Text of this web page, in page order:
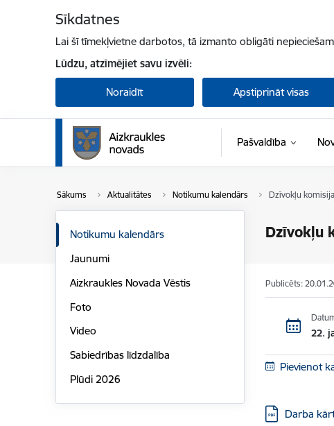
Sīkdatnes
Lai šī tīmekļvietne darbotos, tā izmanto obligāti
Lūdzu, atzīmējiet savu izvēli:
Noraidīt Apstiprināt visas
Pašvaldība
Sākums Aktualitātes Notikumu kalendārs Dzīvokļu komisija
Dzīvokļu
Notikumu kalendārs
Jaunumi
Aizkraukles Novada Vēstis
Foto
Video
Sabiedrības līdzdalība
Plūdi 2026
Publicēts:
22.
Pievienot
Lejupielādēt:
Darba